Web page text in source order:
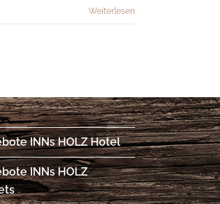
Weiterlesen
INNs HOLZ Hotel
INNs HOLZ